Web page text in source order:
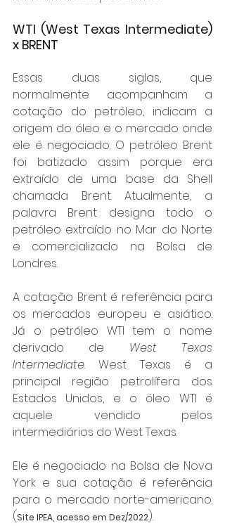
WTI (West Texas Intermediate)
x BRENT
Essas duas siglas, que
normalmente acompanham a
cotação do petróleo, indicam a
origem do óleo e o mercado onde
ele é negociado. O petróleo Brent
foi batizado assim porque era
extraído de uma base da Shell
chamada Brent. Atualmente, a
palavra Brent designa todo o
petróleo extraído no Mar do Norte
e comercializado na Bolsa de
Londres.
A cotação Brent é referência para
os mercados europeu e asiático.
Já o petróleo WTI tem o nome
derivado de West Texas
Intermediate. West Texas é a
principal região petrolífera dos
Estados Unidos, e o óleo WTI é
aquele vendido pelos
intermediários do West Texas.
Ele é negociado na Bolsa de Nova
York e sua cotação é referência
para o mercado norte-americano.
(Site IPEA, acesso em Dez/2022).